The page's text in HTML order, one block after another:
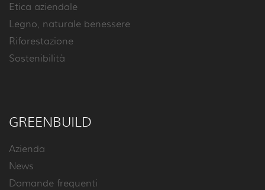
Etica aziendale
Legno, naturale benessere
Riforestazione
Sostenibilità
GREENBUILD
Azienda
News
Domande frequenti